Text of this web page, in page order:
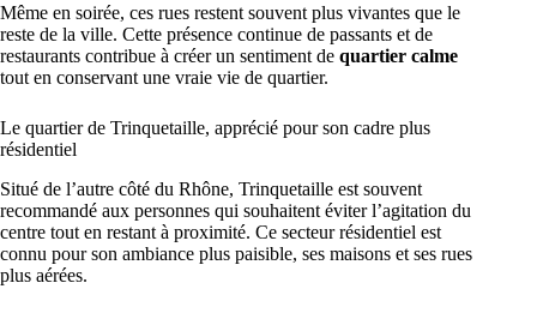
Même en soirée, ces rues restent souvent plus vivantes que le
reste de la ville. Cette présence continue de passants et de
restaurants contribue à créer un sentiment de quartier calme
tout en conservant une vraie vie de quartier.
Le quartier de Trinquetaille, apprécié pour son cadre plus
résidentiel
Situé de l’autre côté du Rhône, Trinquetaille est souvent
recommandé aux personnes qui souhaitent éviter l’agitation du
centre tout en restant à proximité. Ce secteur résidentiel est
connu pour son ambiance plus paisible, ses maisons et ses rues
plus aérées.